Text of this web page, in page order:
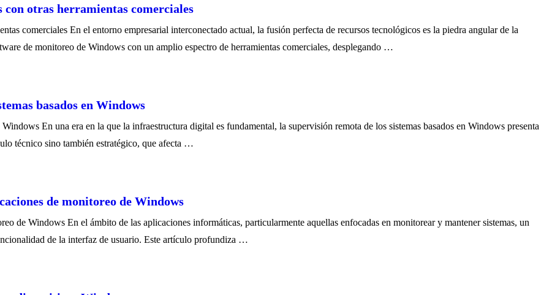
otras herramientas comerciales
comerciales En el entorno empresarial interconectado actual, la fusión perfecta de recursos tecnológicos es la piedra angular de la
de monitoreo de Windows con un amplio espectro de herramientas comerciales, desplegando …
basados ​​en Windows
En una era en la que la infraestructura digital es fundamental, la supervisión remota de los sistemas basados ​​en Windows presenta
técnico sino también estratégico, que afecta …
de monitoreo de Windows
de Windows En el ámbito de las aplicaciones informáticas, particularmente aquellas enfocadas en monitorear y mantener sistemas, un
de la interfaz de usuario. Este artículo profundiza …